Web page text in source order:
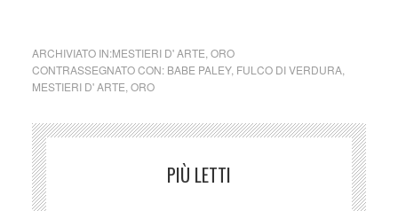
ARCHIVIATO IN:MESTIERI D' ARTE ORO
CONTRASSEGNATO CON: BABE PALEY, FULCO DI VERDURA,
MESTIERI D' ARTE ORO
PIÙ LETTI